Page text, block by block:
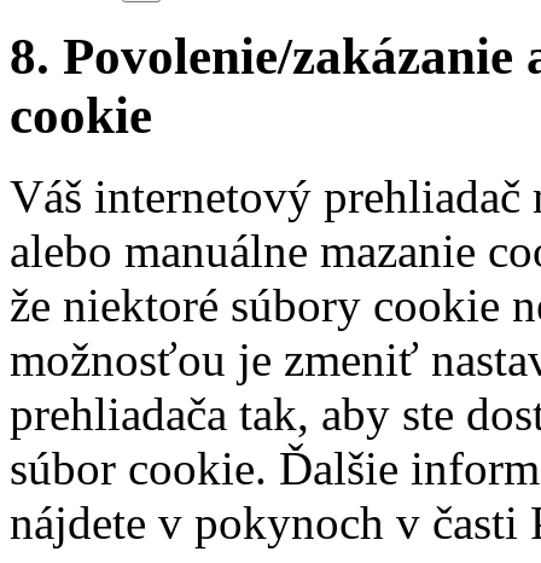
8. Povolenie/
cookie
Váš internetový
alebo manuálne mazanie
že niektoré súbory cookie
možnosťou je zmeniť
prehliadača tak, aby ste
súbor cookie. Ďalšie
nájdete v pokynoch v časti